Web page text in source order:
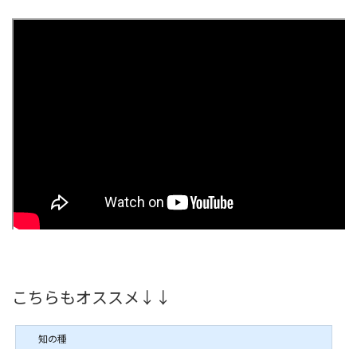
こちらもオススメ↓↓
知の種